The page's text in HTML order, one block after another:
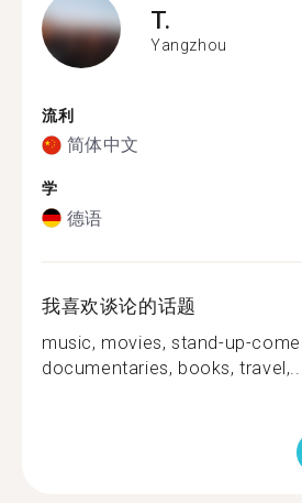
T.
Yangzhou
流利
简体中文
学
德语
我喜欢谈论的话题
music, movies, stand-up-
documentaries, books, travel,...